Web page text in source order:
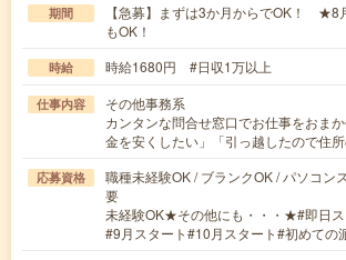
期間
【急募】まずは3か月からでOK！ ★8
もOK！
時給 時給1680円 #日収1万以上
仕事内容
その他事務系
カンタンな問合せ窓口でお仕事をおま
金を安くしたい」「引っ越したので住
応募資格
職種未経験OK / ブランクOK / パソコン
要
未経験OK★その他にも・・・★#即日ス
#9月スタート#10月スタート#初めての